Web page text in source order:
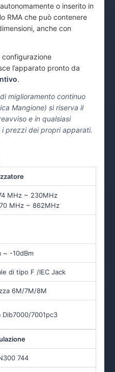
o inserito in
RMA che può contenere
anche con
configurazione
l’apparato pronto da
.
miglioramento continuo
Mangione) si riserva il
e in qualsiasi
prezzi dei propri apparati.
MHz ~ 230MHz
MHz ~ 862MHz
~ -10dBm
di tipo F /IEC Jack
6M/7M/8M
Dib7000/7001pc3
744